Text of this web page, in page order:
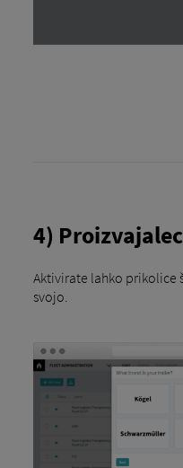
4) Proizvajalec
Aktivirate lahko prikolice
svojo.